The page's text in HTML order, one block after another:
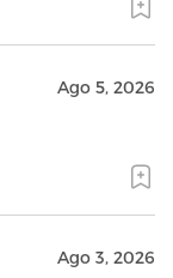
Ago 5, 2026
Ago 3, 2026